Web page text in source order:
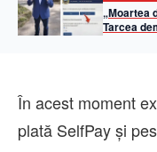
„Moartea
Tarcea
În acest moment
plată SelfPay și